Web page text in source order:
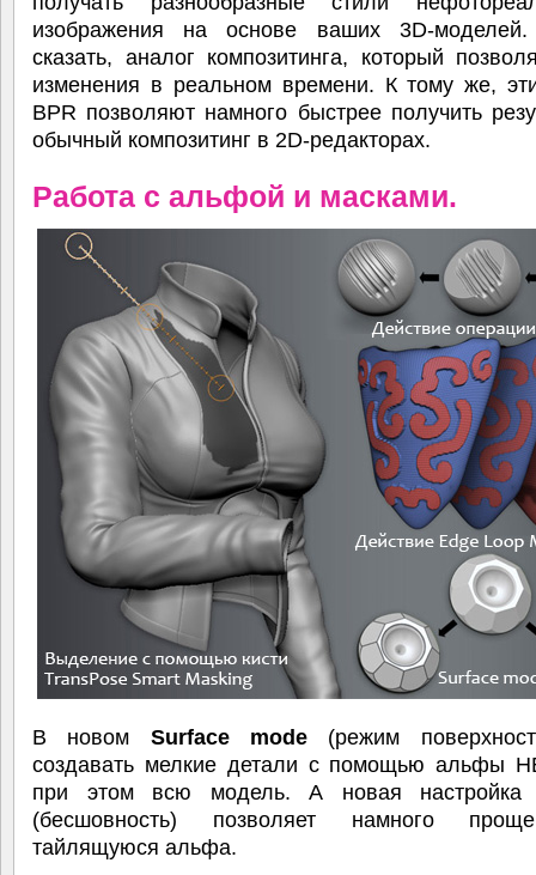
изображения на основе ваших 3D-
сказать, аналог композитинга, который
изменения в реальном времени. К тому же,
BPR позволяют намного быстрее получить
обычный композитинг в 2D-редакторах.
Работа с альфой и масками.
В новом Surface mode (режим
создавать мелкие детали с помощью альфы
при этом всю модель. А новая
(бесшовность) позволяет намного
тайлящуюся альфа.